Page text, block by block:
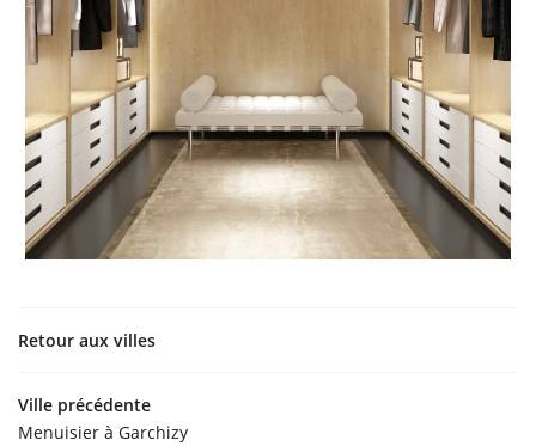
Retour aux villes
Ville précédente
Menuisier à Garchizy